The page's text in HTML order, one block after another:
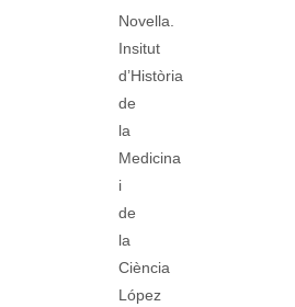
Novella.
Insitut
d’Història
de
la
Medicina
i
de
la
Ciència
López